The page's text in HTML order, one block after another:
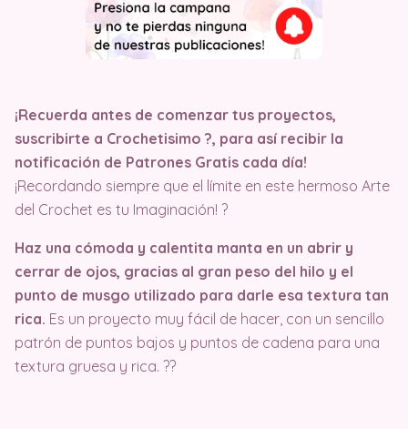
¡Recuerda antes de comenzar tus proyectos,
suscribirte a Crochetisimo ?, para así recibir la
notificación de Patrones Gratis cada día!
¡Recordando siempre que el límite en este hermoso Arte
del Crochet es tu Imaginación! ?
Haz una cómoda y calentita manta en un abrir y
cerrar de ojos, gracias al gran peso del hilo y el
punto de musgo utilizado para darle esa textura tan
rica. Es un proyecto muy fácil de hacer, con un sencillo
patrón de puntos bajos y puntos de cadena para una
textura gruesa y rica. ??